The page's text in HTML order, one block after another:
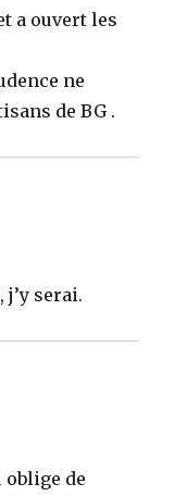
a ouvert les
ne
de BG .
j’y serai.
oblige de